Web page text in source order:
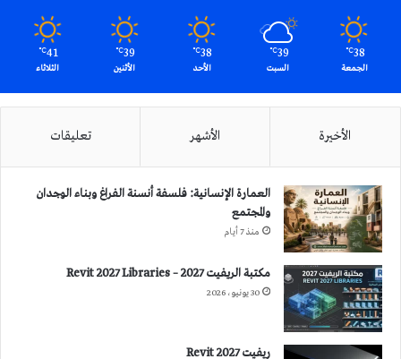
38
℃
الجمعة
39
℃
السبت
38
℃
الأحد
39
℃
الأثنين
41
℃
الثلاثاء
الأخيرة الأشهر تعليقات
العمارة الإنسانية: فلسفة أنسنة الفراغ وبناء الوجدان
والمجتمع
منذ 7 أيام
مكتبة الريفيت 2027 – Revit 2027 Libraries
30 يونيو، 2026
ريفيت 2027 Revit